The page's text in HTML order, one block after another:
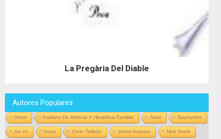
La Pregària Del Diable
Autores Populares
Otros Instituto De Historia Y Heraldica Familiar Aavv Spanyolca
Aa Vv Inegi Corin Tellado Varios Autores Nick Snels